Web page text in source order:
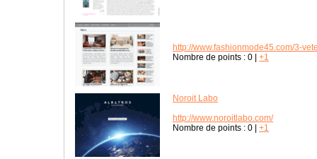
http://www.fashionmode45.com/3-
Nombre de points : 0 +1
Noroit Labo
http://www.noroitlabo.com/
Nombre de points : 0 +1